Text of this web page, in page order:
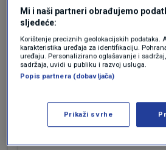
sklope. To što su oni bili
problem. Čak izgleda da su
Fino neka dignu drugi kredit u
otplate prvi po nižim kamata.
postoji u građanskom pravu
ugovorena.
Mi i naši partneri obrađujemo
sljedeće:
Korištenje preciznih geolokacijskih podataka.
karakteristika uređaja za identifikaciju.
uređaju. Personalizirano oglašavanje i
sadržaja, uvidi u publiku i razvoj usluga.
Popis partnera (dobavljača)
Prikaži svrhe